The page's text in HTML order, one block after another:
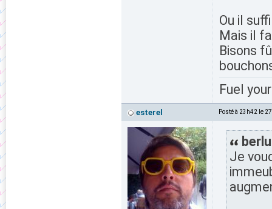
Ou il
Mais il
Bisons
Fuel
esterel Posté à 23h42 le
Je